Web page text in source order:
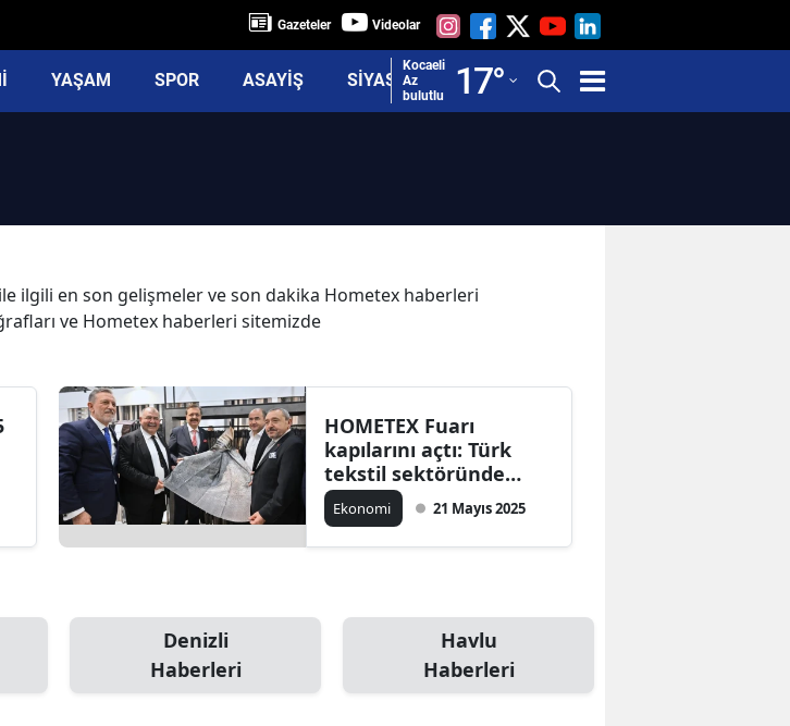
Gazeteler Videolar
YAŞAM SPOR ASAYİŞ SİYASET
Kocaeli
Az
bulutlu
17°
Adana
Adıyaman
Ankara
Aydın
Balıkesir
Bilecik
Bolu
ilgili en son gelişmeler ve son dakika Hometex haberleri
ve Hometex haberleri sitemizde
HOMETEX Fuarı
kapılarını açtı: Türk
tekstil sektöründe
yabancı ilgi patladı
Ekonomi 21 Mayıs 2025
Denizli
Haberleri
Havlu
Haberleri